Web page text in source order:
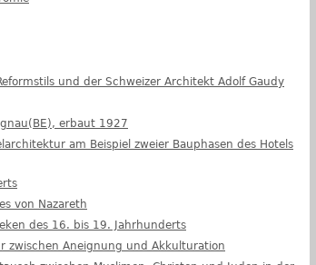
und der Schweizer Architekt Adolf Gaudy
erbaut 1927
am Beispiel zweier Bauphasen des Hotels
von Nazareth
des 16. bis 19. Jahrhunderts
zwischen Aneignung und Akkulturation